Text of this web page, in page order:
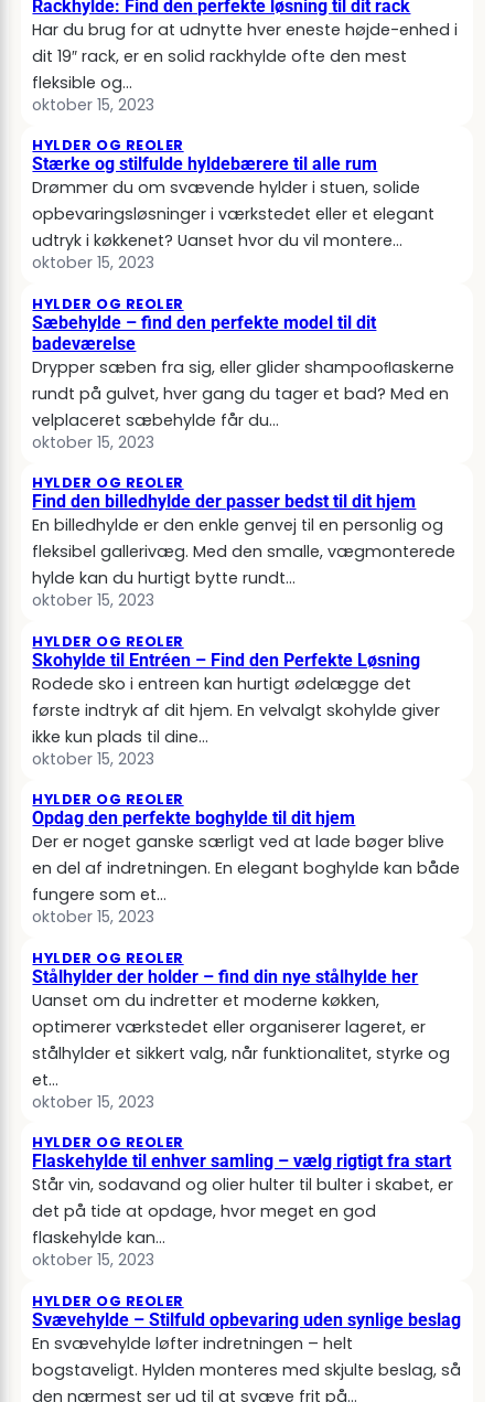
Rackhylde: Find den perfekte løsning til dit rack
Har du brug for at udnytte hver eneste højde-enhed i
dit 19″ rack, er en solid rackhylde ofte den mest
fleksible og…
oktober 15, 2023
HYLDER OG REOLER
Stærke og stilfulde hyldebærere til alle rum
Drømmer du om svævende hylder i stuen, solide
opbevaringsløsninger i værkstedet eller et elegant
udtryk i køkkenet? Uanset hvor du vil montere…
oktober 15, 2023
HYLDER OG REOLER
Sæbehylde – find den perfekte model til dit
badeværelse
Drypper sæben fra sig, eller glider shampooﬂaskerne
rundt på gulvet, hver gang du tager et bad? Med en
velplaceret sæbehylde får du…
oktober 15, 2023
HYLDER OG REOLER
Find den billedhylde der passer bedst til dit hjem
En billedhylde er den enkle genvej til en personlig og
fleksibel gallerivæg. Med den smalle, vægmonterede
hylde kan du hurtigt bytte rundt…
oktober 15, 2023
HYLDER OG REOLER
Skohylde til Entréen – Find den Perfekte Løsning
Rodede sko i entreen kan hurtigt ødelægge det
første indtryk af dit hjem. En velvalgt skohylde giver
ikke kun plads til dine…
oktober 15, 2023
HYLDER OG REOLER
Opdag den perfekte boghylde til dit hjem
Der er noget ganske særligt ved at lade bøger blive
en del af indretningen. En elegant boghylde kan både
fungere som et…
oktober 15, 2023
HYLDER OG REOLER
Stålhylder der holder – find din nye stålhylde her
Uanset om du indretter et moderne køkken,
optimerer værkstedet eller organiserer lageret, er
stålhylder et sikkert valg, når funktionalitet, styrke og
et…
oktober 15, 2023
HYLDER OG REOLER
Flaskehylde til enhver samling – vælg rigtigt fra start
Står vin, sodavand og olier hulter til bulter i skabet, er
det på tide at opdage, hvor meget en god
flaskehylde kan…
oktober 15, 2023
HYLDER OG REOLER
Svævehylde – Stilfuld opbevaring uden synlige beslag
En svævehylde løfter indretningen – helt
bogstaveligt. Hylden monteres med skjulte beslag, så
den nærmest ser ud til at svæve frit på…